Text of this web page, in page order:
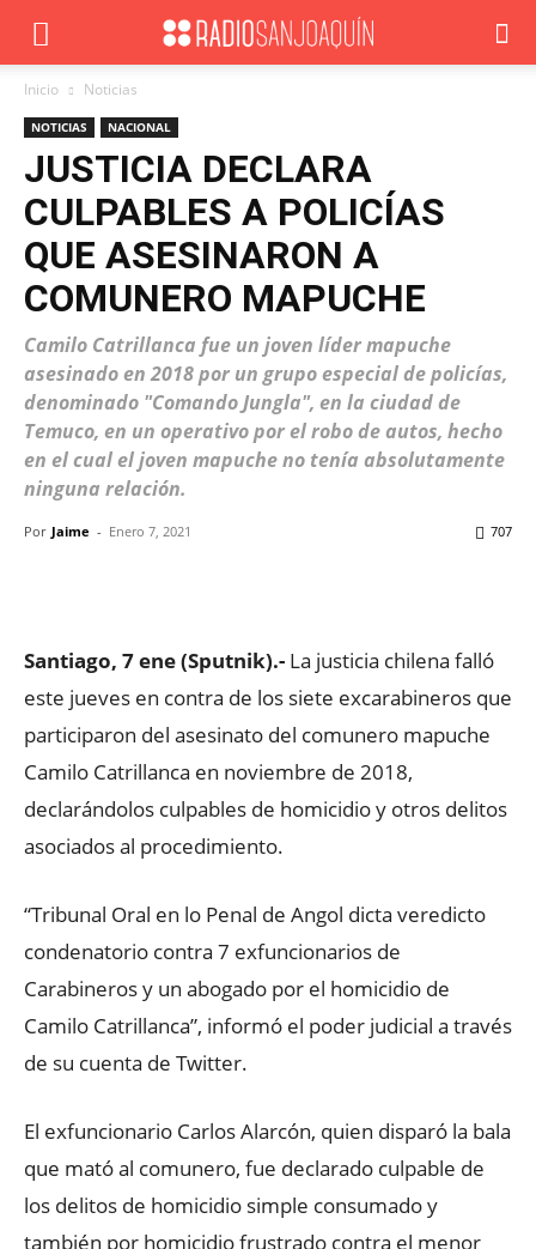
Inicio Noticias
NOTICIAS NACIONAL
JUSTICIA DECLARA
CULPABLES A POLICÍAS
QUE ASESINARON A
COMUNERO MAPUCHE
Camilo Catrillanca fue un joven líder mapuche
asesinado en 2018 por un grupo especial de policías,
denominado "Comando Jungla", en la ciudad de
Temuco, en un operativo por el robo de autos, hecho
en el cual el joven mapuche no tenía absolutamente
ninguna relación.
Por Jaime - Enero 7, 2021 707
Santiago, 7 ene (Sputnik).- La justicia chilena falló
este jueves en contra de los siete excarabineros que
participaron del asesinato del comunero mapuche
Camilo Catrillanca en noviembre de 2018,
declarándolos culpables de homicidio y otros delitos
asociados al procedimiento.
“Tribunal Oral en lo Penal de Angol dicta veredicto
condenatorio contra 7 exfuncionarios de
Carabineros y un abogado por el homicidio de
Camilo Catrillanca”, informó el poder judicial a través
de su cuenta de Twitter.
El exfuncionario Carlos Alarcón, quien disparó la bala
que mató al comunero, fue declarado culpable de
los delitos de homicidio simple consumado y
también por homicidio frustrado contra el menor